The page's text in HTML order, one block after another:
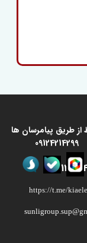
https://t.me/
از طریق پیامرسان ها
09124214299